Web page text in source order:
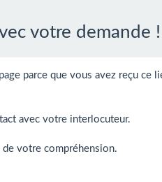
votre demande !
parce que vous avez reçu
avec votre interlocuteur.
votre compréhension.